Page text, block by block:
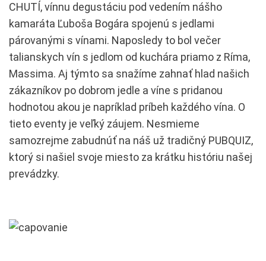
CHUTÍ, vínnu degustáciu pod vedením nášho
kamaráta Ľuboša Bogára spojenú s jedlami
párovanými s vínami. Naposledy to bol večer
talianskych vín s jedlom od kuchára priamo z Ríma,
Massima. Aj týmto sa snažíme zahnať hlad našich
zákazníkov po dobrom jedle a víne s pridanou
hodnotou akou je napríklad príbeh každého vína. O
tieto eventy je veľký záujem. Nesmieme
samozrejme zabudnúť na náš už tradičný PUBQUIZ,
ktorý si našiel svoje miesto za krátku históriu našej
prevádzky.